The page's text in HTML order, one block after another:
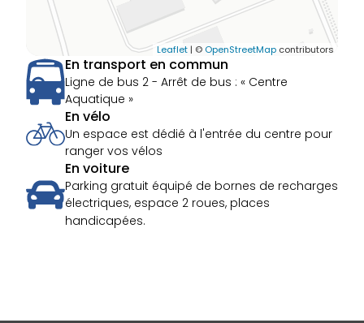
Leaflet | © OpenStreetMap contributors
En transport en commun
Ligne de bus 2 - Arrêt de bus : « Centre
Aquatique »
En vélo
Un espace est dédié à l'entrée du centre pour
ranger vos vélos
En voiture
Parking gratuit équipé de bornes de recharges
électriques, espace 2 roues, places
handicapées.